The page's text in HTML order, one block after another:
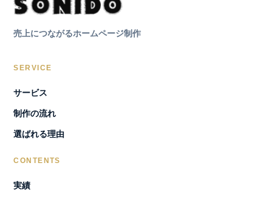
売上につながるホームページ制作
SERVICE
サービス
制作の流れ
選ばれる理由
CONTENTS
実績